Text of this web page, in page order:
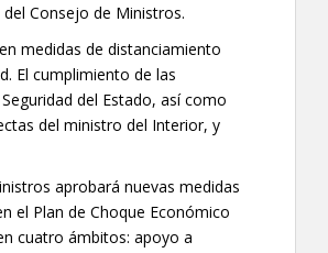
Consejo de Ministros.
medidas de distanciamiento
El cumplimiento de las
del Estado, así como
del ministro del Interior, y
aprobará nuevas medidas
el Plan de Choque Económico
cuatro ámbitos: apoyo a